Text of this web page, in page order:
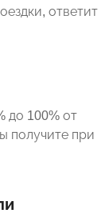
ответит
до 100% от
получите при